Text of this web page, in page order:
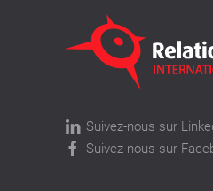
Suivez-nous sur
Suivez-nous sur